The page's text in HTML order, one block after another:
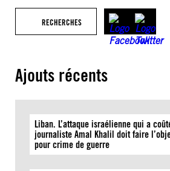
RECHERCHES
Ajouts récents
Liban. L’attaque israélienne qui a
journaliste Amal Khalil doit faire
pour crime de guerre